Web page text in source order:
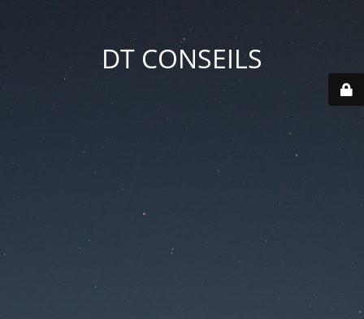
DT CONSEILS